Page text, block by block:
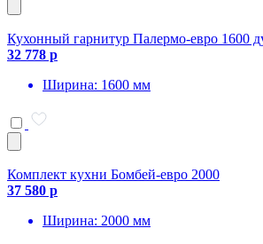
Кухонный гарнитур Палермо-евро 1600
32 778 р
Ширина: 1600 мм
Комплект кухни Бомбей-евро 2000
37 580 р
Ширина: 2000 мм